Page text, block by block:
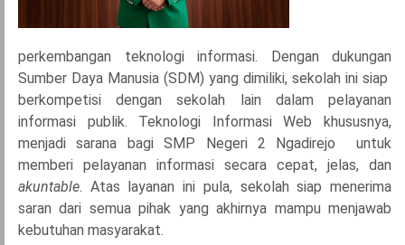
perkembangan teknologi informasi. Dengan dukungan
Sumber Daya Manusia (SDM) yang dimiliki, sekolah ini siap
berkompetisi dengan sekolah lain dalam pelayanan
informasi publik. Teknologi Informasi Web khususnya,
menjadi sarana bagi SMP Negeri 2 Ngadirejo untuk
memberi pelayanan informasi secara cepat, jelas, dan
akuntable. Atas layanan ini pula, sekolah siap menerima
saran dari semua pihak yang akhirnya mampu menjawab
kebutuhan masyarakat.